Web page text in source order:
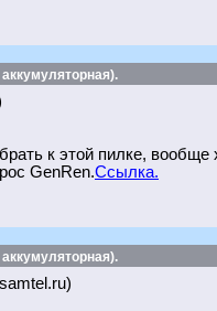
к этой пилке,
GenRen.Ссылка.